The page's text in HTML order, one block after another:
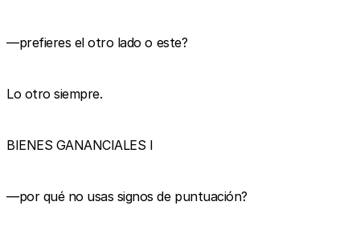
—prefieres el otro lado o este?
Lo otro siempre.
BIENES GANANCIALES I
—por qué no usas signos de puntuación?